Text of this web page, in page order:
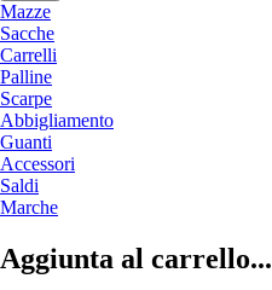
Mazze
Sacche
Carrelli
Palline
Scarpe
Abbigliamento
Guanti
Accessori
Saldi
Marche
Aggiunta al carrello...